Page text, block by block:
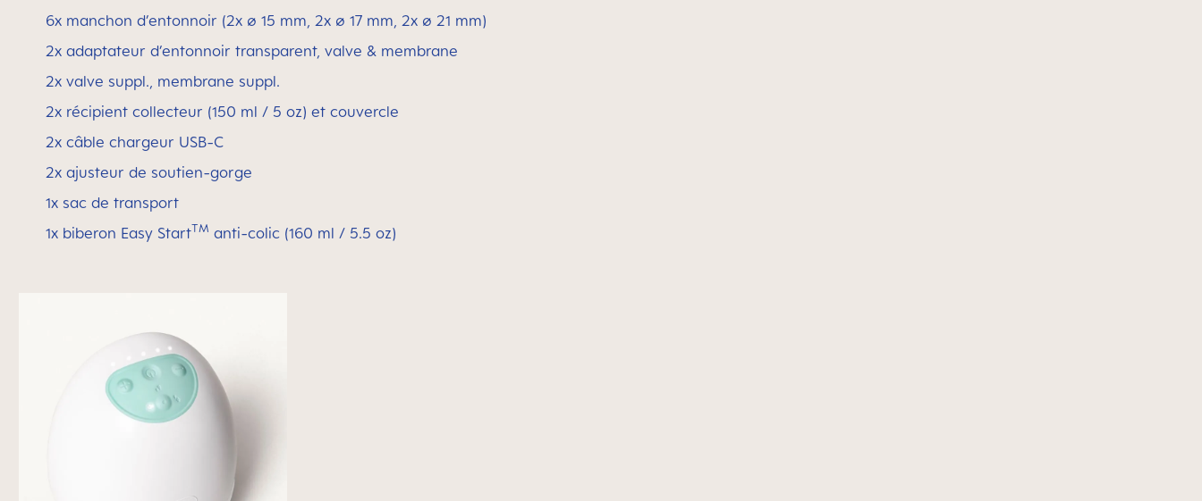
6x manchon d’entonnoir (2x ∅ 15 mm, 2x ∅ 17 mm, 2x ∅ 21 mm)
2x adaptateur d’entonnoir transparent, valve & membrane
2x valve suppl., membrane suppl.
2x récipient collecteur (150 ml / 5 oz) et couvercle
2x câble chargeur USB-C
2x ajusteur de soutien-gorge
1x sac de transport
1x biberon Easy StartTM anti-colic (160 ml / 5.5 oz)